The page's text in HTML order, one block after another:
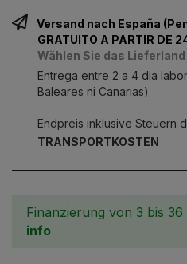
Versand nach España
GRATUITO A PARTIR DE
Wählen Sie das Lieferland
Entrega entre 2 a 4 dia
Baleares ni Canarias)
Endpreis inklusive Steuern
TRANSPORTKOSTEN
Finanzierung von 3 bis
info